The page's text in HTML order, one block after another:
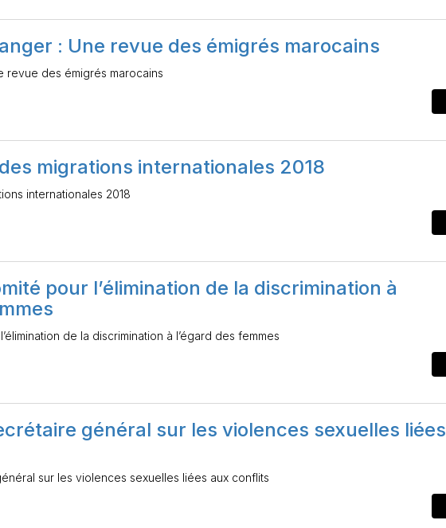
: Une revue des émigrés marocains
revue des émigrés marocains
migrations internationales 2018
internationales 2018
pour l’élimination de la discrimination à
de la discrimination à l’égard des femmes
général sur les violences sexuelles liées
sur les violences sexuelles liées aux conflits